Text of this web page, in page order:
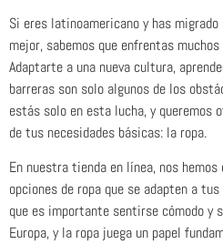
Si eres latinoamericano y has
mejor, sabemos que enfrentas
Adaptarte a una nueva cultura,
barreras son solo algunos de los
estás solo en esta lucha, y queremos
de tus necesidades básicas: la ropa.
En nuestra tienda en línea, nos
opciones de ropa que se adapten a
que es importante sentirse cómodo y
Europa, y la ropa juega un papel